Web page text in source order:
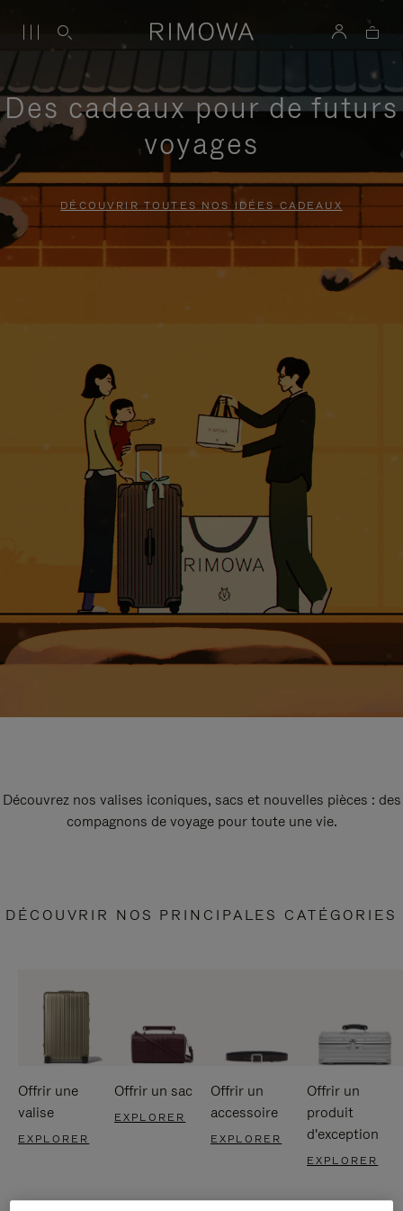
Des cadeaux pour de futurs
voyages
DÉCOUVRIR TOUTES NOS IDÉES CADEAUX
Découvrez nos valises iconiques, sacs et nouvelles pièces : des
compagnons de voyage pour toute une vie.
DÉCOUVRIR NOS PRINCIPALES CATÉGORIES
Offrir une
valise
EXPLORER
Offrir un sac
EXPLORER
Offrir un
accessoire
EXPLORER
Offrir un
produit
d'exception
EXPLORER